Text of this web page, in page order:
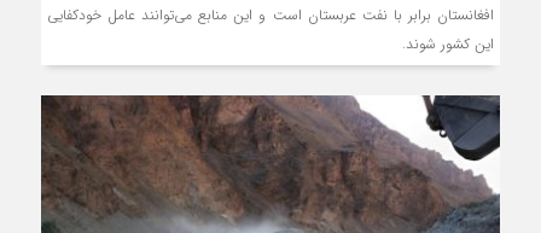
افغانستان برابر با نفت عربستان است و این منابع می‌توانند عامل خودکفایی
این کشور شوند.